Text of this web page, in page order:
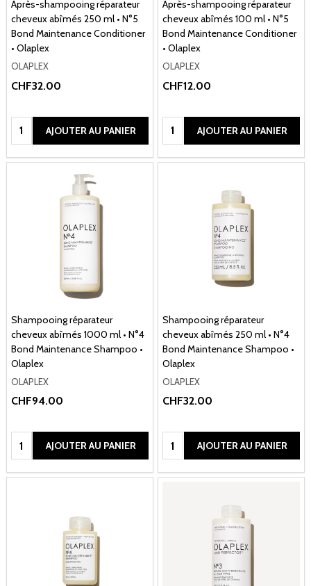
Après-shampooing réparateur
cheveux abîmés 250 ml • N°5
Bond Maintenance Conditioner
• Olaplex
OLAPLEX
CHF32.00
Quantité:AJOUTER AU PANIER
Après-shampooing réparateur
cheveux abîmés 100 ml • N°5
Bond Maintenance Conditioner
• Olaplex
OLAPLEX
CHF12.00
Quantité:AJOUTER AU PANIER
Shampooing réparateur
cheveux abîmés 1000 ml • N°4
Bond Maintenance Shampoo •
Olaplex
OLAPLEX
CHF94.00
Quantité:AJOUTER AU PANIER
Shampooing réparateur
cheveux abîmés 250 ml • N°4
Bond Maintenance Shampoo •
Olaplex
OLAPLEX
CHF32.00
Quantité:AJOUTER AU PANIER